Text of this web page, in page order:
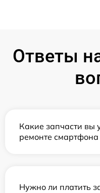
Ответы
Какие запчасти вы
ремонте смартфона
Нужно ли платить